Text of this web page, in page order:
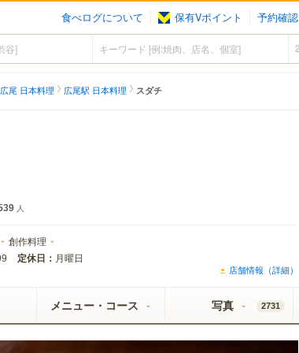
食べログについて 保有Vポイント 予約確認
広尾 日本料理 広尾駅 日本料理 スダチ
人
創作料理
定休日： 月曜日
店舗情報（詳細）
メニュー・コース 写真 2731